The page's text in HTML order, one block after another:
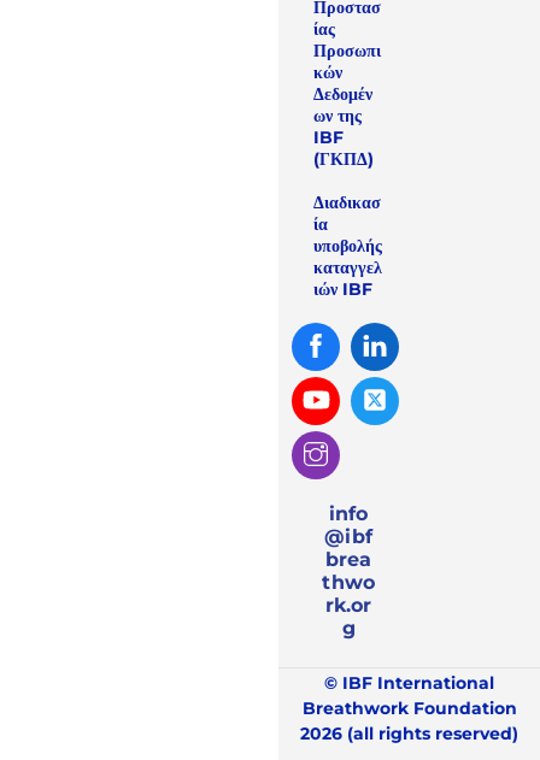
Προστασ
ίας
Προσωπι
κών
Δεδομέν
ων της
IBF
(ΓΚΠΔ)
Διαδικασ
ία
υποβολής
καταγγελ
ιών IBF
Facebook
In
Youtube
info
@ibf
brea
thwo
rk.or
g
© IBF International
Breathwork Foundation
2026 (all rights reserved)